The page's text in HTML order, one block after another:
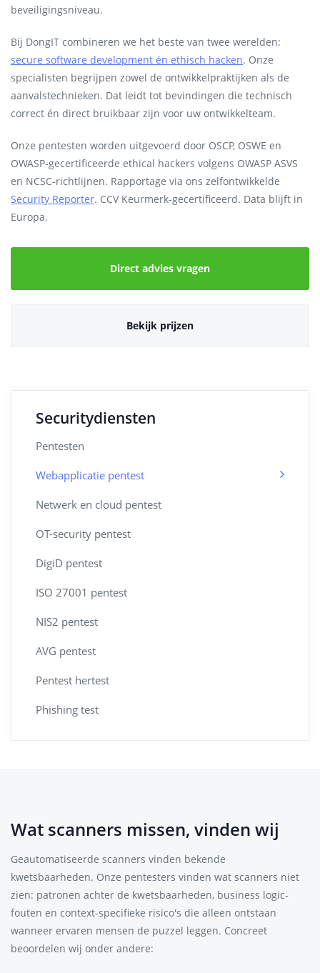
Securitydiensten
Pentesten
Webapplicatie pentest
Netwerk en cloud pentest
OT-security pentest
DigiD pentest
ISO 27001 pentest
NIS2 pentest
AVG pentest
Pentest hertest
Phishing test
beveiligingsniveau.
Bij DongIT combineren we het beste van twee werelden:
secure software development én ethisch hacken. Onze
specialisten begrijpen zowel de ontwikkelpraktijken als de
aanvalstechnieken. Dat leidt tot bevindingen die technisch
correct én direct bruikbaar zijn voor uw ontwikkelteam.
Onze pentesten worden uitgevoerd door OSCP, OSWE en
OWASP-gecertificeerde ethical hackers volgens OWASP ASVS
en NCSC-richtlijnen. Rapportage via ons zelfontwikkelde
Security Reporter. CCV Keurmerk-gecertificeerd. Data blijft in
Europa.
Direct advies vragen
Bekijk prijzen
Wat scanners missen, vinden wij
Geautomatiseerde scanners vinden bekende
kwetsbaarheden. Onze pentesters vinden wat scanners niet
zien: patronen achter de kwetsbaarheden, business logic-
fouten en context-specifieke risico's die alleen ontstaan
wanneer ervaren mensen de puzzel leggen. Concreet
beoordelen wij onder andere: